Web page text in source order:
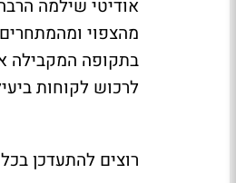
לרכוש לקוחות
רוצים להתעדכן